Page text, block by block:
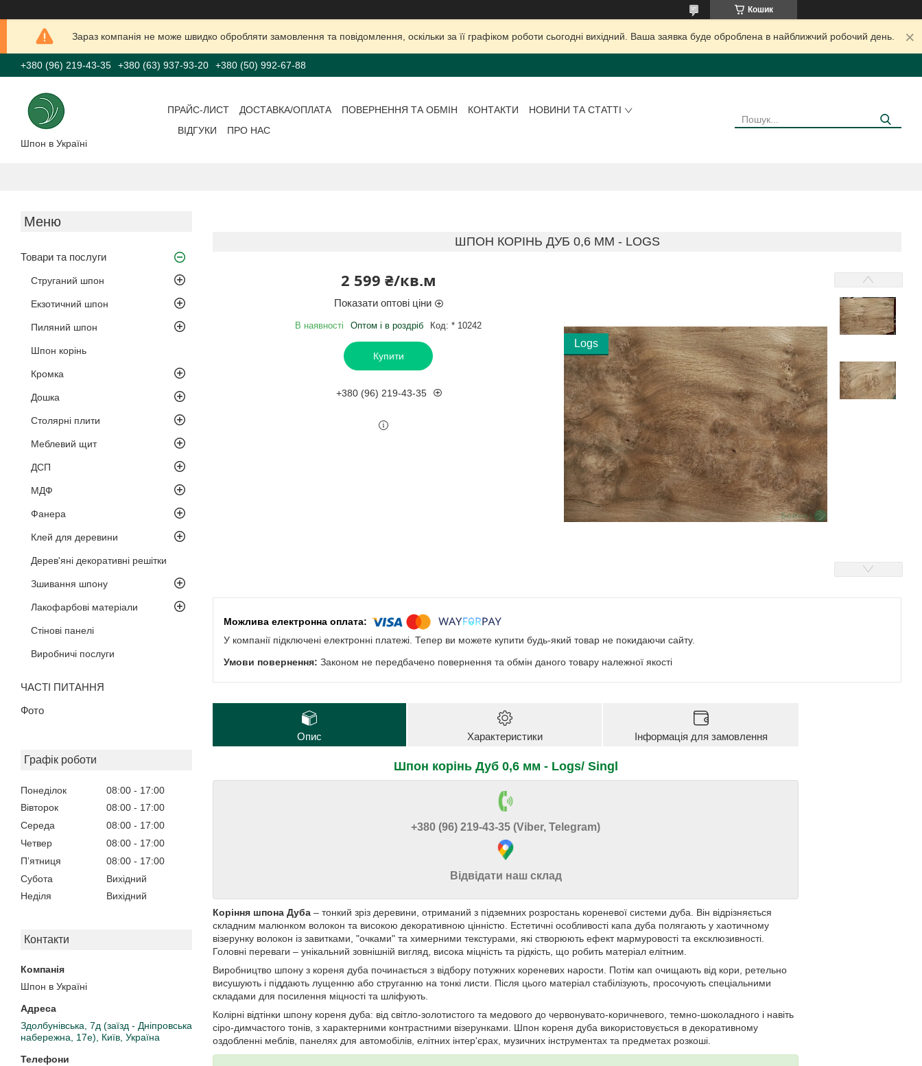
Кошик
Зараз компанія не може швидко обробляти замовлення та повідомлення, оскільки за її графіком роботи сьогодні вихідний. Ваша заявка буде оброблена в найближчий робочий день.
+380 (96) 219-43-35 +380 (63) 937-93-20 +380 (50) 992-67-88
Шпон в Україні
ПРАЙС-ЛИСТ ДОСТАВКА/ОПЛАТА ПОВЕРНЕННЯ ТА ОБМІН КОНТАКТИ
НОВИНИ ТА СТАТТІ
ВІДГУКИ
ПРО НАС
Товари та послуги
Струганий шпон
Екзотичний шпон
Пиляний шпон
Шпон корінь
Кромка
Дошка
Столярні плити
Меблевий щит
ДСП
МДФ
Фанера
Клей для деревини
Дерев'яні декоративні решітки
Зшивання шпону
Лакофарбові матеріали
Стінові панелі
Виробничі послуги
ЧАСТІ ПИТАННЯ
Фото
Графік роботи
Понеділок 08:00
17:00
Вівторок
08:00
17:00
Середа
08:00
17:00
Четвер
08:00
17:00
Пʼятниця
08:00
17:00
Субота
Вихідний
Неділя
Вихідний
Контакти
Шпон в Україні
Здолбунівська, 7д (заїзд - Дніпровська
набережна, 17е), Київ, Україна
ШПОН КОРІНЬ ДУБ 0,6 ММ - LOGS
2 599 ₴/кв.м
Показати оптові ціни
В наявності Оптом і в роздріб Код: * 10242
Купити
+380 (96) 219-43-35
Logs
У компанії підключені електронні платежі. Тепер ви можете купити будь-який товар не покидаючи сайту.
Законом не передбачено повернення та обмін даного товару належної якості
Опис Характеристики Інформація для замовлення
Шпон корінь Дуб 0,6 мм - Logs/ Singl
+380 (96) 219-43-35 (Viber, Telegram)
Відвідати наш склад
Коріння шпона Дуба – тонкий зріз деревини, отриманий з підземних розростань кореневої системи дуба. Він відрізняється
складним малюнком волокон та високою декоративною цінністю. Естетичні особливості капа дуба полягають у хаотичному
візерунку волокон із завитками, "очками" та химерними текстурами, які створюють ефект мармуровості та ексклюзивності.
Головні переваги – унікальний зовнішній вигляд, висока міцність та рідкість, що робить матеріал елітним.
Виробництво шпону з кореня дуба починається з відбору потужних кореневих нарости. Потім кап очищають від кори, ретельно
висушують і піддають лущенню або струганню на тонкі листи. Після цього матеріал стабілізують, просочують спеціальними
складами для посилення міцності та шліфують.
Колірні відтінки шпону кореня дуба: від світло-золотистого та медового до червонувато-коричневого, темно-шоколадного і навіть
сіро-димчастого тонів, з характерними контрастними візерунками. Шпон кореня дуба використовується в декоративному
оздобленні меблів, панелях для автомобілів, елітних інтер'єрах, музичних інструментах та предметах розкоші.